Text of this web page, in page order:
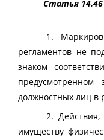
Статья 14.46
1.
регламентов не
знаком
должностных лиц в
2.
имуществу